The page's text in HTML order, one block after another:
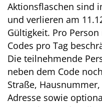
Aktionsflaschen sind
und verlieren am
Gültigkeit. Pro
Codes pro Tag
Die teilnehmende
neben dem Code
Straße,
Adresse sowie